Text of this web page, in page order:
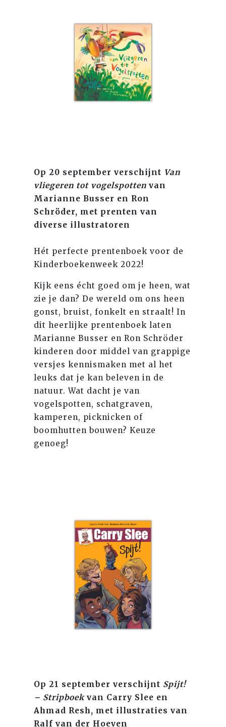
Op 20 september verschijnt Van
vliegeren tot vogelspottenvan
Marianne Busser en Ron
Schröder, met prenten van
diverse illustratoren
Hét perfecte prentenboek voor de
Kinderboekenweek 2022!
Kijk eens écht goed om je heen, wat
zie je dan? De wereld om ons heen
gonst, bruist, fonkelt en straalt! In
dit heerlijke prentenboek laten
Marianne Busser en Ron Schröder
kinderen door middel van grappige
versjes kennismaken met al het
leuks dat je kan beleven in de
natuur. Wat dacht je van
vogelspotten, schatgraven,
kamperen, picknicken of
boomhutten bouwen? Keuze
genoeg!
Op 21 september verschijnt Spijt!
– Stripboekvan Carry Slee en
Ahmad Resh, met illustraties van
Ralf van der Hoeven